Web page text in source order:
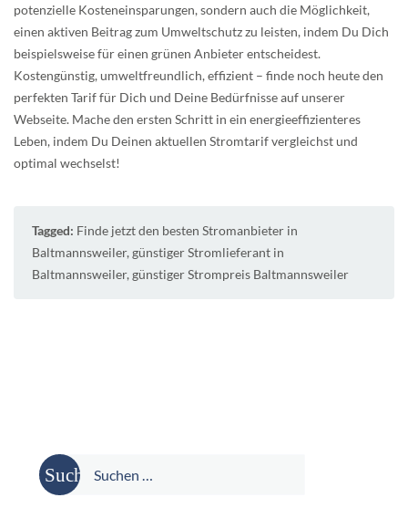
potenzielle Kosteneinsparungen, sondern auch die Möglichkeit,
einen aktiven Beitrag zum Umweltschutz zu leisten, indem Du Dich
beispielsweise für einen grünen Anbieter entscheidest.
Kostengünstig, umweltfreundlich, effizient – finde noch heute den
perfekten Tarif für Dich und Deine Bedürfnisse auf unserer
Webseite. Mache den ersten Schritt in ein energieeffizienteres
Leben, indem Du Deinen aktuellen Stromtarif vergleichst und
optimal wechselst!
Tagged: Finde jetzt den besten Stromanbieter in
Baltmannsweiler, günstiger Stromlieferant in
Baltmannsweiler, günstiger Strompreis Baltmannsweiler
Suche
nach: